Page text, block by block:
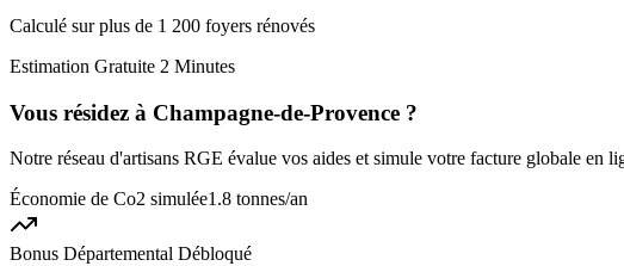
Calculé sur plus de 1 200 foyers rénovés
Estimation Gratuite 2 Minutes
Vous résidez à Champagne-de-Provence ?
Notre réseau d'artisans RGE évalue vos aides et simule votre facture globale en
Économie de Co2 simulée1.8 tonnes/an
Bonus Départemental Débloqué